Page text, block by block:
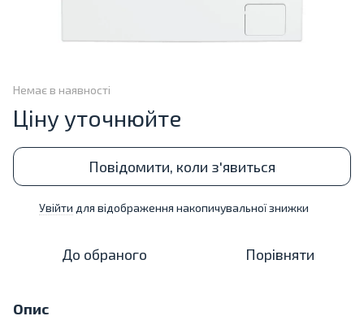
Немає в наявності
Ціну уточнюйте
Повідомити, коли з'явиться
Увійти для відображення накопичувальної знижки
До обраного Порівняти
Опис